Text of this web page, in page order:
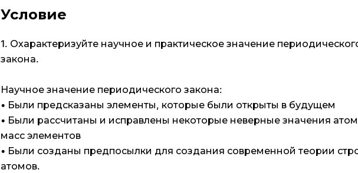
Условие
1. Охарактеризуйте научное и практическое значение
закона.
Научное значение периодического закона:
• Были предсказаны элементы, которые были открыты в будущем
• Были рассчитаны и исправлены некоторые неверные значения
масс элементов
• Были созданы предпосылки для создания современной теории
атомов.